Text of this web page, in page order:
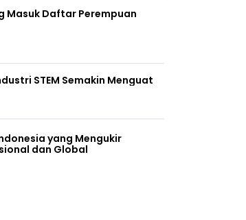
Masuk Daftar Perempuan
STEM Semakin Menguat
yang Mengukir
dan Global